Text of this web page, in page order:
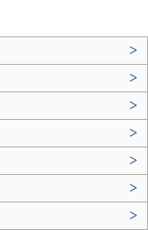
>
>
>
>
>
>
>